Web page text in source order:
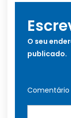
O seu
publicado.
Comentário